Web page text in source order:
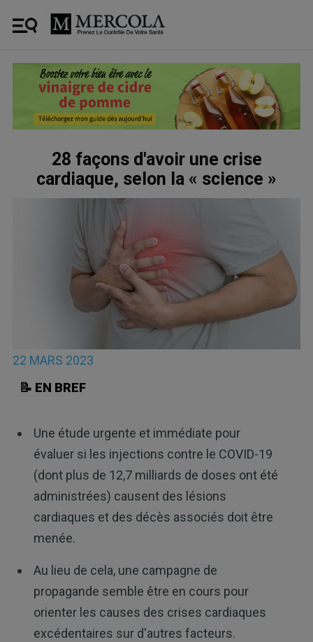
28 façons d'avoir une crise
cardiaque, selon la « science »
22 MARS 2023
📝 EN BREF
Une étude urgente et immédiate pour
évaluer si les injections contre le COVID-19
(dont plus de 12,7 milliards de doses ont été
administrées) causent des lésions
cardiaques et des décès associés doit être
menée.
Au lieu de cela, une campagne de
propagande semble être en cours pour
orienter les causes des crises cardiaques
excédentaires sur d'autres facteurs.